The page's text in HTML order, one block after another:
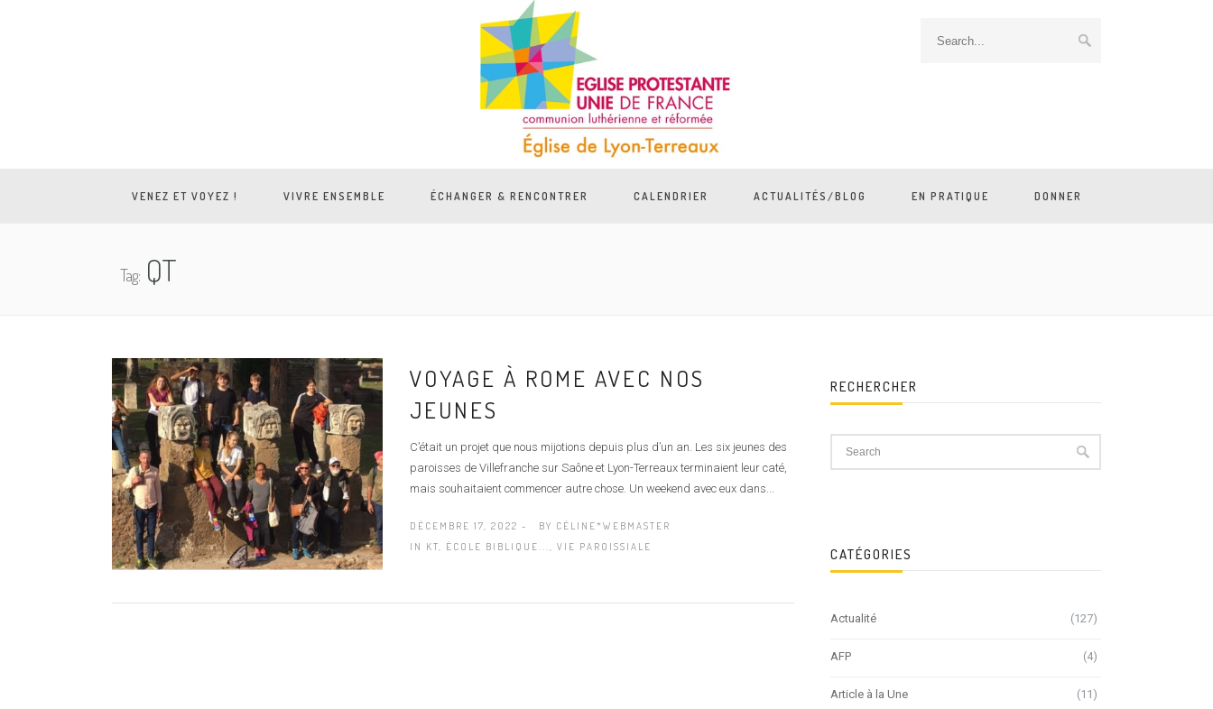
VENEZ ET VOYEZ ! VIVRE ENSEMBLE ÉCHANGER & RENCONTRER CALENDRIER ACTUALITÉS/BLOG EN PRATIQUE DONNER
Tag:QT
VOYAGE À ROME AVEC NOS
JEUNES
C’était un projet que nous mijotions depuis plus d’un an. Les six jeunes des
paroisses de Villefranche sur Saône et Lyon-­Terreaux terminaient leur caté,
mais souhaitaient commencer autre chose. Un week­end avec eux dans...
DÉCEMBRE 17, 2022 - BY CÉLINE*WEBMASTER
IN KT, ÉCOLE BIBLIQUE... VIE PAROISSIALE
RECHERCHER
CATÉGORIES
Actualité (127)
AFP (4)
Article à la Une (11)